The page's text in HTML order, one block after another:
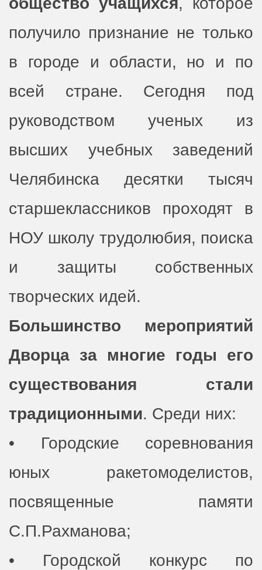
получило признание не только
в городе и области, но и по
всей стране. Сегодня под
руководством ученых из
высших учебных заведений
Челябинска десятки тысяч
старшеклассников проходят в
НОУ школу трудолюбия, поиска
и защиты собственных
творческих идей.
Большинство мероприятий
Дворца за многие годы его
существования стали
традиционными. Среди них:
• Городские соревнования
юных ракетомоделистов,
посвященные памяти
С.П.Рахманова;
• Городской конкурс по